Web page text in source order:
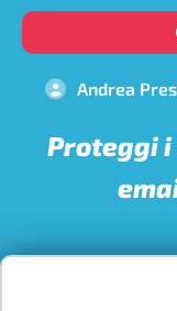
Andrea
Proteggi